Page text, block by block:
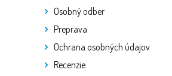
Osobný odber
Preprava
Ochrana osobných údajov
Recenzie